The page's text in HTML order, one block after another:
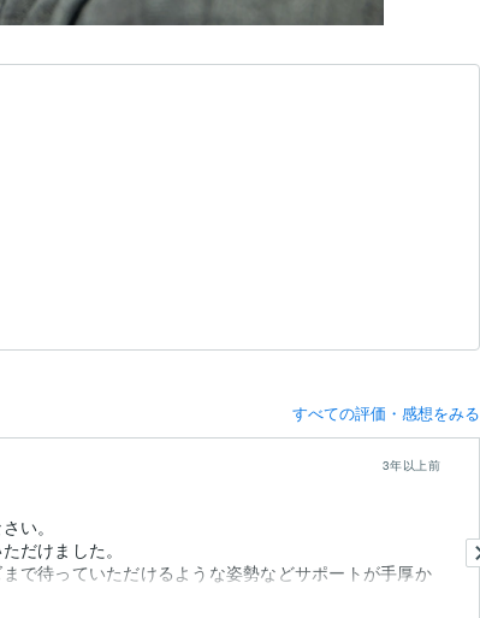
すべての評価・感想をみる
3年以上前
い。
だけました。
で待っていただけるような姿勢などサポートが手厚か